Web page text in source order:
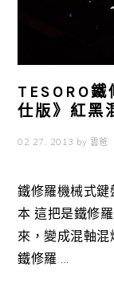
TESORO
仕版》紅黑
02 27, 2013 by 雲爸
鐵修羅機械式
本 這把是鐵修
來，變成混軸混
鐵修羅 ...